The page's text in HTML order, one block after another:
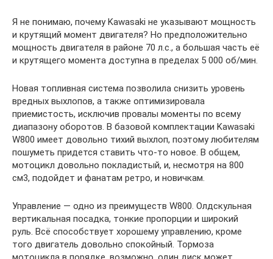
Я не понимаю, почему Kawasaki не указывают мощность
и крутящий момент двигателя? Но предположительно
мощность двигателя в районе 70 л.с., а большая часть её
и крутящего момента доступна в пределах 5 000 об/мин.
Новая топливная система позволила снизить уровень
вредных выхлопов, а также оптимизировала
приемистость, исключив провалы моменты по всему
диапазону оборотов. В базовой комплектации Kawasaki
W800 имеет довольно тихий выхлоп, поэтому любителям
пошуметь придется ставить что-то новое. В общем,
мотоцикл довольно покладистый, и, несмотря на 800
см3, подойдет и фанатам ретро, и новичкам.
Управление — одно из преимуществ W800. Олдскульная
вертикальная посадка, тонкие пропорции и широкий
руль. Всё способствует хорошему управлению, кроме
того двигатель довольно спокойный. Тормоза